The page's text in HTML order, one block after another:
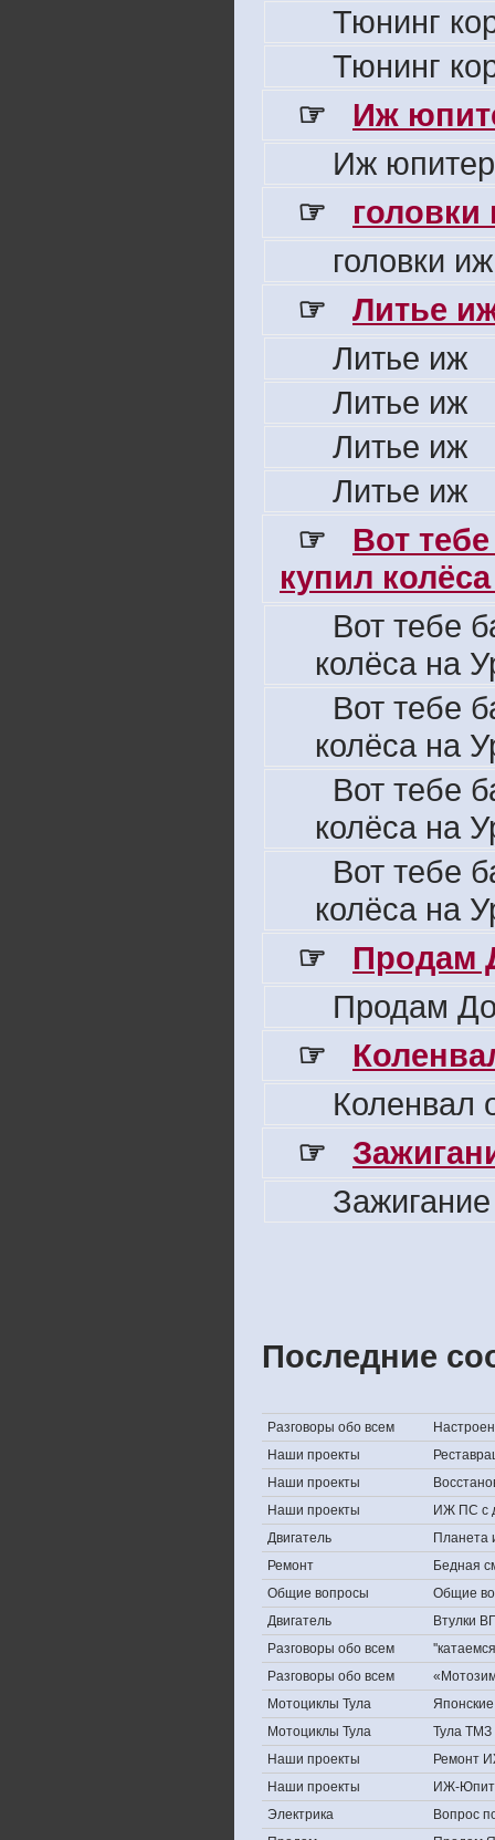
Тюнинг
Тюнинг
☞
Иж
Иж
☞
головки
☞
Литье
Литье иж
Литье иж
Литье иж
Литье иж
☞
Вот
купил
Вот тебе
колёса на
Вот тебе
колёса на
Вот тебе
колёса на
Вот тебе
колёса на
☞
Продам
Продам
☞
Коленвал
☞
Последние
Разговоры обо всем
Наши проекты
Наши проекты
Наши проекты
ИЖ ПС с
Двигатель
Планета
Ремонт
Бедная
Общие вопросы
Общие
Двигатель
Втулки
Разговоры обо всем
Разговоры обо всем
Мотоциклы Тула
Мотоциклы Тула
Тула ТМЗ
Наши проекты
Ремонт
Наши проекты
ИЖ-
Электрика
Вопрос